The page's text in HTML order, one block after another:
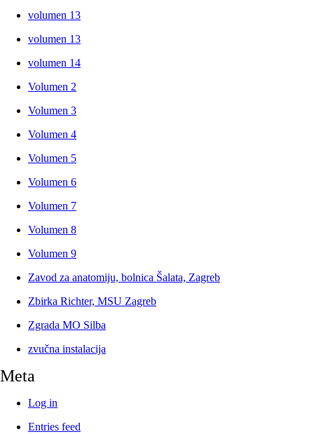
volumen 13
volumen 13
volumen 14
Volumen 2
Volumen 3
Volumen 4
Volumen 5
Volumen 6
Volumen 7
Volumen 8
Volumen 9
Zavod za anatomiju, bolnica Šalata, Zagreb
Zbirka Richter, MSU Zagreb
Zgrada MO Silba
zvučna instalacija
Meta
Log in
Entries feed